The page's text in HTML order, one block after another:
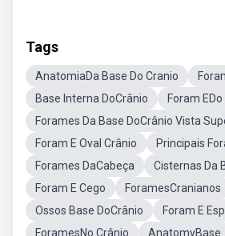
Tags
AnatomiaDa Base Do Cranio
Base Interna DoCrânio
Foram
Forames Da Base DoCrânio Vista
Foram E Oval Crânio
Principais
Forames DaCabeça
Cisternas Da
Foram E Cego
ForamesCranianos
Ossos Base DoCrânio
Foram E
ForamesNo Crânio
AnatomyBase